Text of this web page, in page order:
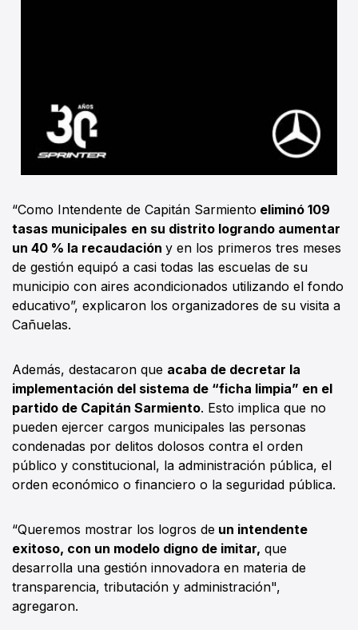
“Como Intendente de Capitán Sarmiento eliminó 109
tasas municipales en su distrito logrando aumentar
un 40 % la recaudación y en los primeros tres meses
de gestión equipó a casi todas las escuelas de su
municipio con aires acondicionados utilizando el fondo
educativo”, explicaron los organizadores de su visita a
Cañuelas.
Además, destacaron que acaba de decretar la
implementación del sistema de “ficha limpia” en el
partido de Capitán Sarmiento. Esto implica que no
pueden ejercer cargos municipales las personas
condenadas por delitos dolosos contra el orden
público y constitucional, la administración pública, el
orden económico o financiero o la seguridad pública.
“Queremos mostrar los logros de un intendente
exitoso, con un modelo digno de imitar, que
desarrolla una gestión innovadora en materia de
transparencia, tributación y administración",
agregaron.